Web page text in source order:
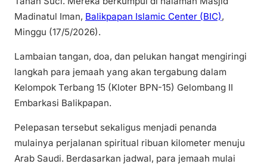
Madinatul Iman, Balikpapan Islamic Center (BIC),
Minggu (17/5/2026).
Lambaian tangan, doa, dan pelukan hangat mengiringi
langkah para jemaah yang akan tergabung dalam
Kelompok Terbang 15 (Kloter BPN-15) Gelombang II
Embarkasi Balikpapan.
Pelepasan tersebut sekaligus menjadi penanda
mulainya perjalanan spiritual ribuan kilometer menuju
Arab Saudi. Berdasarkan jadwal, para jemaah mulai